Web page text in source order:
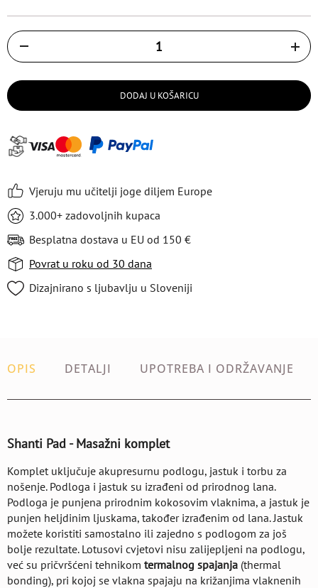
Količina
DODAJ U KOŠARICU
Vjeruju mu učitelji joge diljem Europe
3.000+ zadovoljnih kupaca
Besplatna dostava u EU od 150 €
Povrat u roku od 30 dana
Dizajnirano s ljubavlju u Sloveniji
OPIS DETALJI UPOTREBA I ODRŽAVANJE
Shanti Pad - Masažni komplet
Komplet uključuje akupresurnu podlogu, jastuk i torbu za
nošenje. Podloga i jastuk su izrađeni od prirodnog lana.
Podloga je punjena prirodnim kokosovim vlaknima, a jastuk je
punjen heljdinim ljuskama, također izrađenim od lana. Jastuk
možete koristiti samostalno ili zajedno s podlogom za još
bolje rezultate. Lotusovi cvjetovi nisu zalijepljeni na podlogu,
već su pričvršćeni tehnikom termalnog spajanja (thermal
bonding), pri kojoj se vlakna spajaju na križanjima vlaknenih